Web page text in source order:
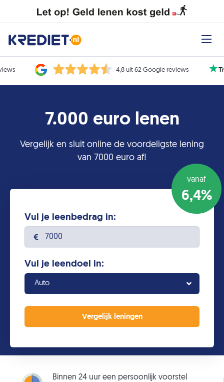
4,8 uit 62 Google reviews
7.000 euro lenen
Vergelijk en sluit online de voordeligste lening
van 7000 euro af!
Vul je leenbedrag in:
Vul je leendoel in:
Auto
vanaf
6,4%
Binnen 24 uur een persoonlijk voorstel